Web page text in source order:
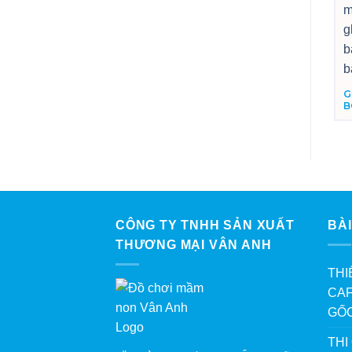
CÔNG TY TNHH SẢN XUẤT
THƯƠNG MẠI VÂN ANH
THI